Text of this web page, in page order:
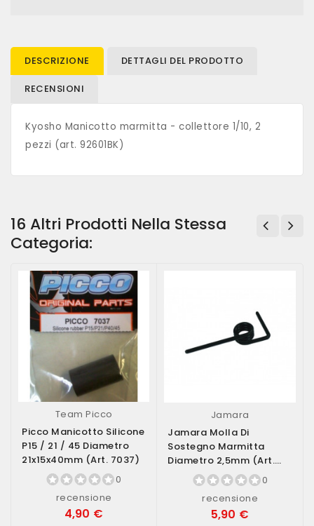
DESCRIZIONE DETTAGLI DEL PRODOTTO
RECENSIONI
Kyosho Manicotto marmitta - collettore 1/10, 2
pezzi (art. 92601BK)
16 Altri Prodotti Nella Stessa
Categoria:
Team Picco
Picco Manicotto Silicone
P15 / 21 / 45 Diametro
21x15x40mm (art. 7037)
0
recensione
4,90 €
Jamara
Jamara Molla Di
Sostegno Marmitta
Diametro 2,5mm (art.
503388)
0
recensione
5,90 €